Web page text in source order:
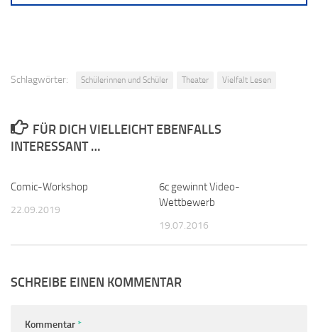
Schlagwörter: Schülerinnen und Schüler Theater Vielfalt Lesen
FÜR DICH VIELLEICHT EBENFALLS
INTERESSANT …
Comic-Workshop
22.09.2019
6c gewinnt Video-
Wettbewerb
19.07.2016
SCHREIBE EINEN KOMMENTAR
Kommentar *